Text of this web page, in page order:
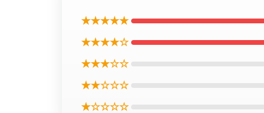
★★★★★
★★★★☆
★★★☆☆
★★☆☆☆
★☆☆☆☆